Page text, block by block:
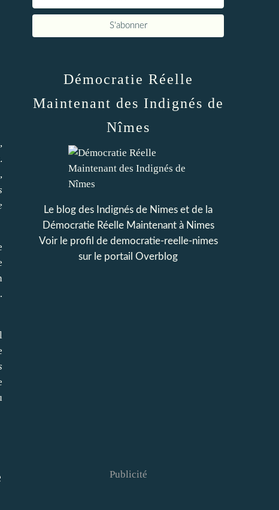
Démocratie Réelle
Maintenant des Indignés de
Nîmes
Le blog des Indignés de Nimes et de la
Démocratie Réelle Maintenant à Nimes
Voir le profil de democratie-reelle-nimes
sur le portail Overblog
Publicité